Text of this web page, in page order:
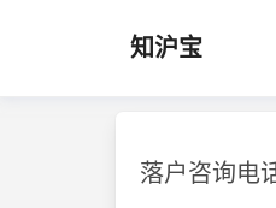
知沪宝
落户咨询电